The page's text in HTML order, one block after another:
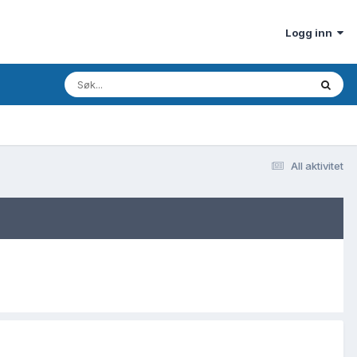
Logg inn
All aktivitet